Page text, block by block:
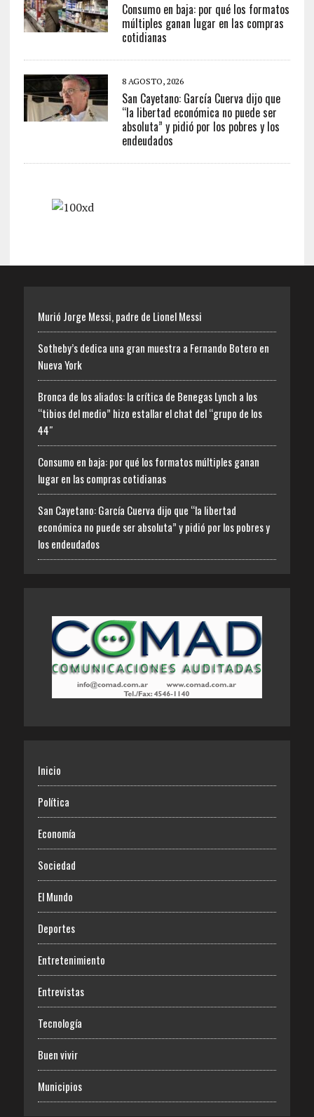
Consumo en baja: por qué los formatos
múltiples ganan lugar en las compras
cotidianas
8 AGOSTO, 2026
San Cayetano: García Cuerva dijo que
“la libertad económica no puede ser
absoluta” y pidió por los pobres y los
endeudados
Murió Jorge Messi, padre de Lionel Messi
Sotheby’s dedica una gran muestra a Fernando Botero en
Nueva York
Bronca de los aliados: la crítica de Benegas Lynch a los
“tibios del medio” hizo estallar el chat del “grupo de los
44″
Consumo en baja: por qué los formatos múltiples ganan
lugar en las compras cotidianas
San Cayetano: García Cuerva dijo que “la libertad
económica no puede ser absoluta” y pidió por los pobres y
los endeudados
Inicio
Política
Economía
Sociedad
El Mundo
Deportes
Entretenimiento
Entrevistas
Tecnología
Buen vivir
Municipios